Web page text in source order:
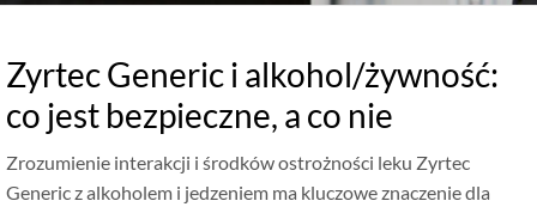
Zyrtec Generic i alkohol/żywność:
co jest bezpieczne, a co nie
Zrozumienie interakcji i środków ostrożności leku Zyrtec
Generic z alkoholem i jedzeniem ma kluczowe znaczenie dla